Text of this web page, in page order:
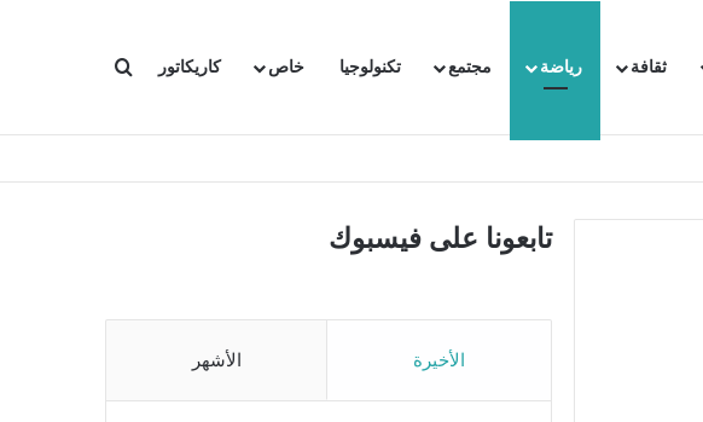
ثقافة رياضة مجتمع تكنولوجيا خاص كاريكاتور بحث عن
تابعونا على فيسبوك
الأخيرة الأشهر